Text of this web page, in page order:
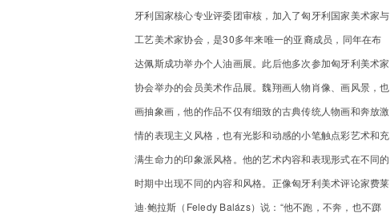
牙利国家核心专业评委团审核，加入了匈牙利国家美术家与
工艺美术家协会，是30多年来唯一的亚裔成员，同年在布
达佩斯成功举办个人油画展。此后他多次参加匈牙利美术家
协会举办的会员美术作品展。魏翔画人物肖像、画风景，也
画抽象画，他的作品不仅有细致的古典传统人物画和奔放激
情的表现主义风格，也有光影和动感的小笔触点彩艺术和充
满生命力的印象派风格。他的艺术内容和表现形式在不同的
时期中出现不同的内容和风格。正像匈牙利美术评论家费莱
迪·鲍拉斯（Feledy Balázs）说：“他不跑，不奔，也不踯